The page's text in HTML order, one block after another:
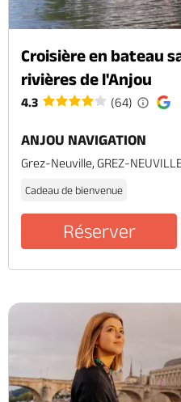
Croisière en bateau
rivières de l'Anjou
4.3 (64)
ANJOU NAVIGATION
Grez-Neuville, GREZ-
Cadeau de bienvenue
Réserver